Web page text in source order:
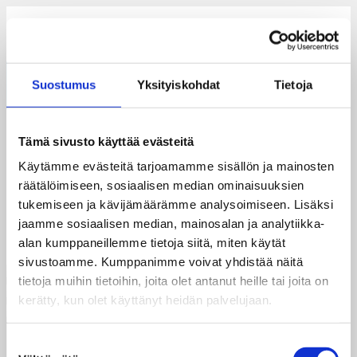
Suostumus Yksityiskohdat Tietoja
Tämä sivusto käyttää evästeitä
Käytämme evästeitä tarjoamamme sisällön ja mainosten
räätälöimiseen, sosiaalisen median ominaisuuksien
tukemiseen ja kävijämäärämme analysoimiseen. Lisäksi
jaamme sosiaalisen median, mainosalan ja analytiikka-
alan kumppaneillemme tietoja siitä, miten käytät
sivustoamme. Kumppanimme voivat yhdistää näitä
tietoja muihin tietoihin, joita olet antanut heille tai joita on
kerätty, kun olet käyttänyt heidän palvelujaan.
Meny
fredsforbundet-logo